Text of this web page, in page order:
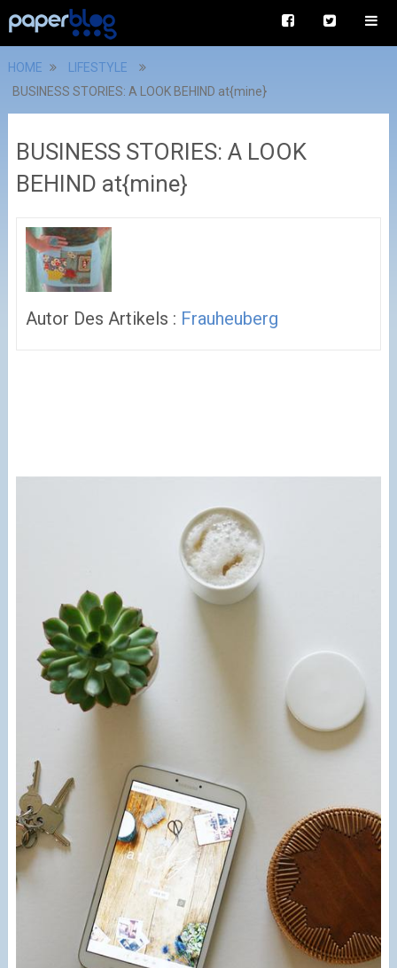
HOME
LIFESTYLE
BUSINESS STORIES: A LOOK BEHIND at{mine}
BUSINESS STORIES: A LOOK
BEHIND at{mine}
Autor Des Artikels : Frauheuberg